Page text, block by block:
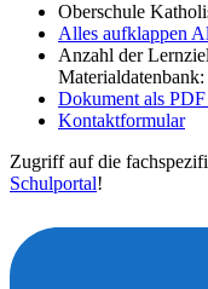
Oberschule
Alles aufklappen
Anzahl der
Materialdatenbank:
Dokument als
Kontaktformular
Zugriff auf die
Schulportal!